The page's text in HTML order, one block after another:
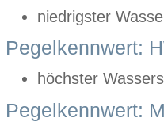
niedrigster
Pegelkennwert:
höchster
Pegelkennwert: